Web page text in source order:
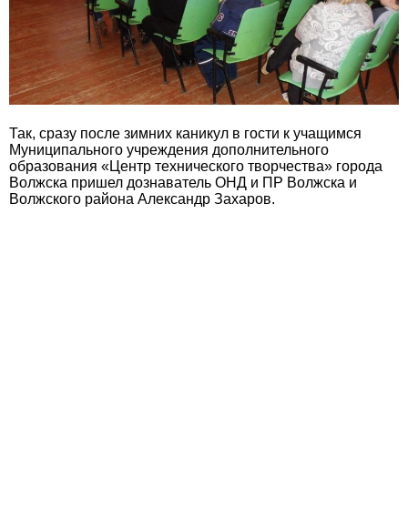
Так, сразу после зимних каникул в гости к учащимся
Муниципального учреждения дополнительного
образования «Центр технического творчества» города
Волжска пришел дознаватель ОНД и ПР Волжска и
Волжского района Александр Захаров.